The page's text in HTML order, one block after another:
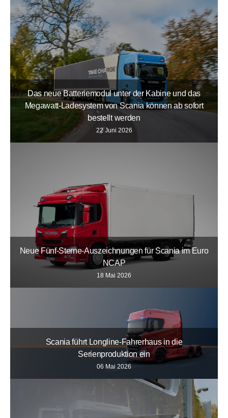
Das neue Batteriemodul unter der Kabine und das
Megawatt-Ladesystem von Scania können ab sofort
bestellt werden
22 Juni 2026
Neue Fünf-Sterne-Auszeichnungen für Scania im Euro
NCAP
18 Mai 2026
Scania führt Longline-Fahrerhaus in die
Serienproduktion ein
06 Mai 2026